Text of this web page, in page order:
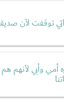
توقفت لأن
أمي وأبي لأنهم